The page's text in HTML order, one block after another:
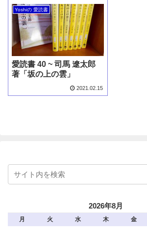
Yoshiの 愛読書
愛読書 40 ~ 司馬 遼太郎
著「坂の上の雲」
2021.02.15
2026年8月
月 火 水 木 金